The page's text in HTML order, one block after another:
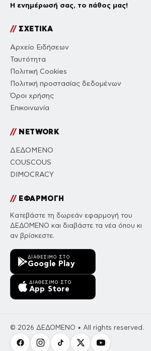
Η ενημέρωσή σας, το πάθος μας!
//ΣΧΕΤΙΚΑ
Αρχείο Ειδήσεων
Ταυτότητα
Πολιτική Cookies
Πολιτική προστασίας δεδομένων
Όροι χρήσης
Επικοινωνία
//NETWORK
ΔΕΔΟΜΕΝΟ
COUSCOUS
DIMOCRACY
//ΕΦΑΡΜΟΓΗ
Κατεβάστε τη δωρεάν εφαρμογή του
ΔΕΔΟΜΕΝΟ και διαβάστε τα νέα όπου κι
αν βρίσκεστε.
ΔΙΑΘΈΣΙΜΟ ΣΤΟ
Google Play
ΔΙΑΘΈΣΙΜΟ ΣΤΟ
App Store
© 2026 ΔΕΔΟΜΕΝΟ • All rights reserved.